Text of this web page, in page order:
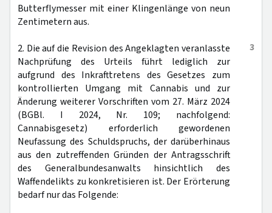
Butterflymesser mit einer Klingenlänge von neun
Zentimetern aus.
3
2. Die auf die Revision des Angeklagten veranlasste
Nachprüfung des Urteils führt lediglich zur
aufgrund des Inkrafttretens des Gesetzes zum
kontrollierten Umgang mit Cannabis und zur
Änderung weiterer Vorschriften vom 27. März 2024
(BGBl. I 2024, Nr. 109; nachfolgend:
Cannabisgesetz) erforderlich gewordenen
Neufassung des Schuldspruchs, der darüberhinaus
aus den zutreffenden Gründen der Antragsschrift
des Generalbundesanwalts hinsichtlich des
Waffendelikts zu konkretisieren ist. Der Erörterung
bedarf nur das Folgende: